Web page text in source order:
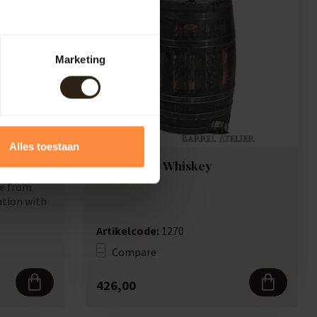
Marketing
Alles toestaan
from
with
Allow table Whiskey
Artikelcode: 1270
Compare
426,00